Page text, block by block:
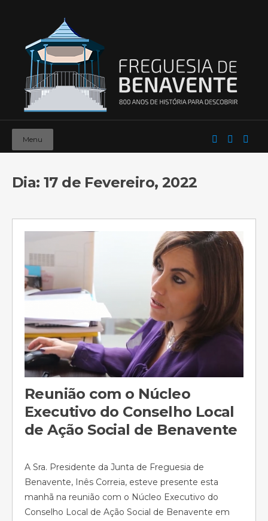
Menu
Dia: 17 de Fevereiro, 2022
Reunião com o Núcleo
Executivo do Conselho Local
de Ação Social de Benavente
A Sra. Presidente da Junta de Freguesia de
Benavente, Inês Correia, esteve presente esta
manhã na reunião com o Núcleo Executivo do
Conselho Local de Ação Social de Benavente em